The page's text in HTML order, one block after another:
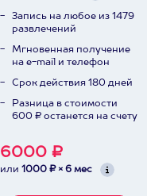
Запись на любое из 1479
развлечений
Мгновенная получение
на e-mail и телефон
Срок действия 180 дней
Разница в стоимости
600 ₽ останется на счету
6000 ₽
или 1000 ₽ × 6 мес